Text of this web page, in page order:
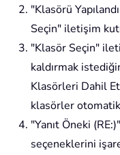
"Klasörü
Seçin" iletişim
"Klasör Seçin"
kaldırmak
Klasörleri Dahil
klasörler
"Yanıt Öneki
seçeneklerini